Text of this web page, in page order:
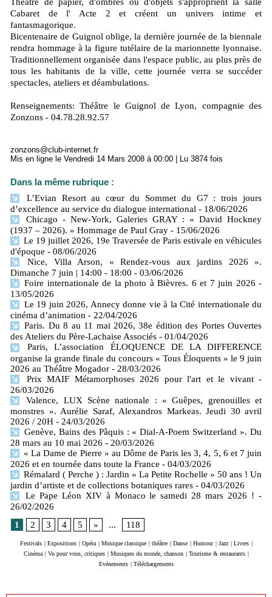
Cabaret de l' Acte 2 et créent un univers intime et
fantasmagorique.
Bicentenaire de Guignol oblige, la dernière journée de la biennale
rendra hommage à la figure tutélaire de la marionnette lyonnaise.
Traditionnellement organisée dans l'espace public, au plus près de
tous les habitants de la ville, cette journée verra se succéder
spectacles, ateliers et déambulations.
Renseignements: Théâtre le Guignol de Lyon, compagnie des
Zonzons - 04.78.28.92.57
zonzons@club-internet.fr
Mis en ligne le Vendredi 14 Mars 2008 à 00:00 | Lu 3874 fois
Dans la même rubrique :
L’Evian Resort au cœur du Sommet du G7 : trois jours
d’excellence au service du dialogue international - 18/06/2026
Chicago - New-York, Galeries GRAY : « David Hockney
(1937 – 2026). » Hommage de Paul Gray - 15/06/2026
Le 19 juillet 2026, 19e Traversée de Paris estivale en véhicules
d'époque - 08/06/2026
Nice, Villa Arson, « Rendez-vous aux jardins 2026 ».
Dimanche 7 juin | 14:00 - 18:00 - 03/06/2026
Foire internationale de la photo à Bièvres. 6 et 7 juin 2026 -
13/05/2026
Le 19 juin 2026, Annecy donne vie à la Cité internationale du
cinéma d’animation - 22/04/2026
Paris. Du 8 au 11 mai 2026, 38e édition des Portes Ouvertes
des Ateliers du Père-Lachaise Associés - 01/04/2026
Paris, L’association ÉLOQUENCE DE LA DIFFERENCE
organise la grande finale du concours « Tous Éloquents » le 9 juin
2026 au Théâtre Mogador - 28/03/2026
Prix MAIF Métamorphoses 2026 pour l'art et le vivant -
26/03/2026
Valence, LUX Scène nationale : « Guêpes, grenouilles et
monstres ». Aurélie Saraf, Alexandros Markeas. Jeudi 30 avril
2026 / 20H - 24/03/2026
Genève, Bains des Pâquis : « Dial-A-Poem Switzerland ». Du
28 mars au 10 mai 2026 - 20/03/2026
« La Dame de Pierre » au Dôme de Paris les 3, 4, 5, 6 et 7 juin
2026 et en tournée dans toute la France - 04/03/2026
Rémalard ( Perche ) : Jardin « La Petite Rochelle » 50 ans ! Un
jardin d’artiste et de collections botaniques rares - 04/03/2026
Le Pape Léon XIV à Monaco le samedi 28 mars 2026 ! -
26/02/2026
1
2 3 4 5 » ... 118
Festivals | Expositions | Opéra | Musique classique | théâtre | Danse | Humour | Jazz | Livres |
Cinéma | Vu pour vous, critiques | Musiques du monde, chanson | Tourisme & restaurants |
Evénements | Téléchargements